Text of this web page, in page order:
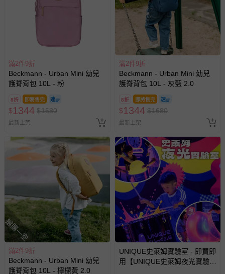
運送服務：目前提供的運送僅限台灣本島。如您位於離島地
區，可能會無法配送，或須依據商品需加收離島運費。廠商
亦保留出貨與否的權利。離島、偏遠地區、樓層親送等加價
費用，可能會另需加收。
商品實際的配達日期，可於訂單個人資料內的查詢訂單內，
已出貨通知之訊息為主。
如您收到商品，請依正常流程檢查是否完好，若商品遇瑕疵
情形，您可申請更換新品或退貨，請見：
。
若您對於會員帳號、商品訂購與資訊、購物流程、付款方
式、折價券與購物金的使用、退貨及商品運送方式等有疑
問，你可詳見： 媽咪愛客服中心。
預購商品：預購為海外同步代購，遇缺貨即會通知媽咪並協
助取消退款事宜。
商品如因「價格、組合」等錯誤原因，導致無法安排出貨，
會主動以簡訊及mail通知訂單取消事宜，並將提供適當補
償。
滿2件9折
Beckmann - Urban Mini 幼兒
護脊背包 10L - 粉
8折 即將售完
$1344 $1680
最新上架
滿2件9折
Beckmann - Urban Mini 幼兒
護脊背包 10L - 灰藍 2.0
8折 即將售完
$1344 $1680
最新上架
搶購一空
滿2件9折
Beckmann - Urban Mini 幼兒
護脊背包 10L - 檸檬黃 2.0
UNIQUE史萊姆實驗室 - 即買即
用【UNIQUE史萊姆夜光實驗室